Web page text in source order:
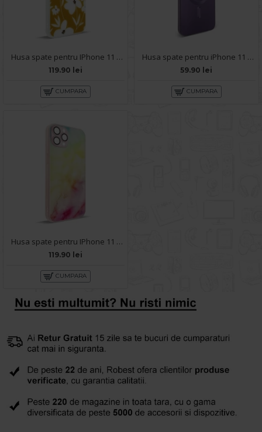
Husa spate pentru IPhone 11 Pro Max- Happy case
119.90 lei
CUMPARA
Husa spate pentru iPhone 11 Pro Max - Sassy Case Mov
59.90 lei
CUMPARA
Husa spate pentru IPhone 11 Pro Max- Happy case
119.90 lei
CUMPARA